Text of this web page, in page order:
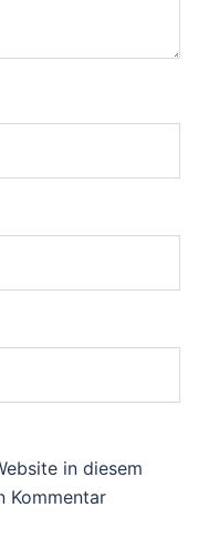
in diesem
Kommentar